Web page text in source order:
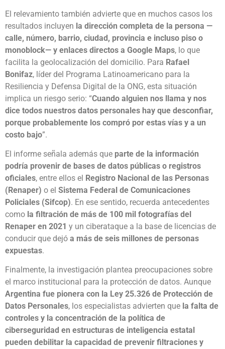
El relevamiento también advierte que en muchos casos los
resultados incluyen la dirección completa de la persona —
calle, número, barrio, ciudad, provincia e incluso piso o
monoblock— y enlaces directos a Google Maps, lo que
facilita la geolocalización del domicilio. Para Rafael
Bonifaz, líder del Programa Latinoamericano para la
Resiliencia y Defensa Digital de la ONG, esta situación
implica un riesgo serio: “Cuando alguien nos llama y nos
dice todos nuestros datos personales hay que desconfiar,
porque probablemente los compró por estas vías y a un
costo bajo”.
El informe señala además que parte de la información
podría provenir de bases de datos públicas o registros
oficiales, entre ellos el Registro Nacional de las Personas
(Renaper) o el Sistema Federal de Comunicaciones
Policiales (Sifcop). En ese sentido, recuerda antecedentes
como la filtración de más de 100 mil fotografías del
Renaper en 2021 y un ciberataque a la base de licencias de
conducir que dejó a más de seis millones de personas
expuestas.
Finalmente, la investigación plantea preocupaciones sobre
el marco institucional para la protección de datos. Aunque
Argentina fue pionera con la Ley 25.326 de Protección de
Datos Personales, los especialistas advierten que la falta de
controles y la concentración de la política de
ciberseguridad en estructuras de inteligencia estatal
pueden debilitar la capacidad de prevenir filtraciones y